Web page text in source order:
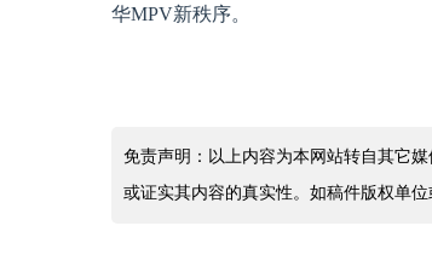
华MPV新秩序。
免责声明：以上内容为本网站转自其它
或证实其内容的真实性。如稿件版权单